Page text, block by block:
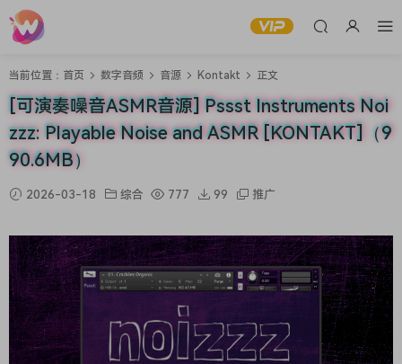
当前位置： 首页 数字音频 音源 Kontakt 正文
[可演奏噪音ASMR音源] Pssst Instruments Noi
zzz: Playable Noise and ASMR [KONTAKT]（9
90.6MB）
2026-03-18 综合 777 99 推广